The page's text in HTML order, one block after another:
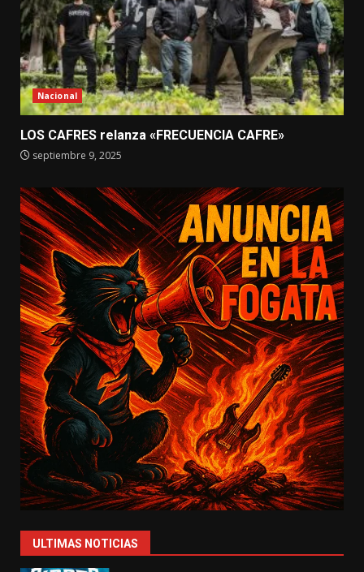
Nacional
LOS CAFRES relanza «FRECUENCIA CAFRE»
septiembre 9, 2025
ULTIMAS NOTICIAS